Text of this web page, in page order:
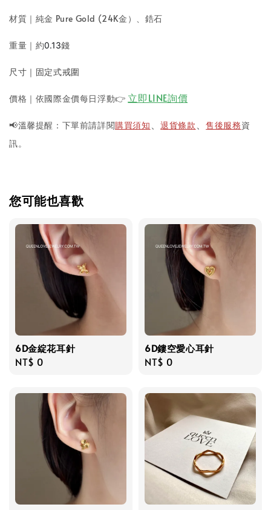
材質｜純金 Pure Gold (24K金） 、鋯石
重量｜約0.13錢
尺寸｜固定式戒圍
價格｜依國際金價每日浮動👉 立即LINE詢價
📢溫馨提醒：下單前請詳閱購買須知 、退貨條款 、售後服務資
訊。
您可能也喜歡
6D金綻花耳針
Regular
NT$ 0
6D鏤空愛心耳針
Regular
NT$ 0